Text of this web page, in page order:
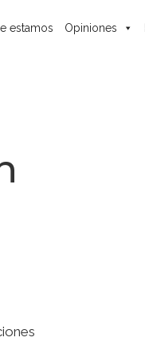
estamos Opiniones